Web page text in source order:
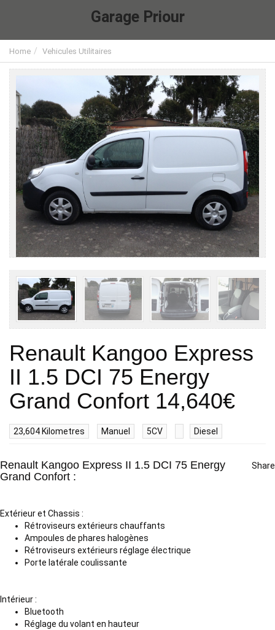
Garage Priour
Home Vehicules Utilitaires
Renault Kangoo Express
II 1.5 DCI 75 Energy
Grand Confort 14,640€
23,604 Kilometres Manuel 5CV Diesel
Share
Renault Kangoo Express II 1.5 DCI 75 Energy
Grand Confort :
Extérieur et Chassis :
Rétroviseurs extérieurs chauffants
Ampoules de phares halogènes
Rétroviseurs extérieurs réglage électrique
Porte latérale coulissante
Intérieur :
Bluetooth
Réglage du volant en hauteur